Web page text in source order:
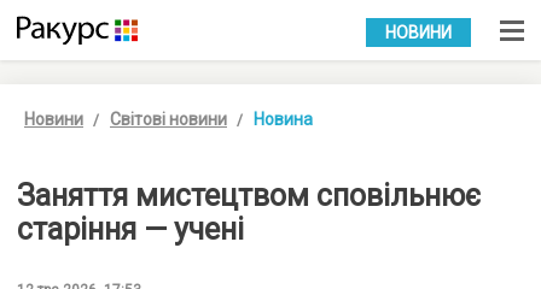
УКР РУС
НОВИНИ
Новини Світові новини Новина
Заняття мистецтвом сповільнює
старіння — учені